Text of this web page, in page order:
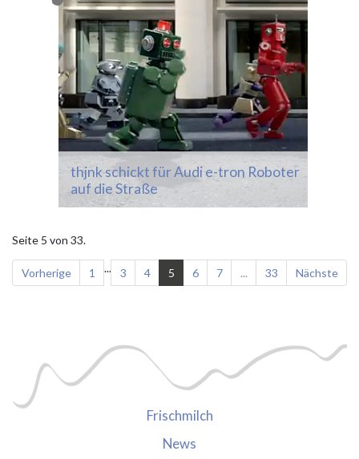
thjnk schickt für Audi e-tron Roboter
auf die Straße
Seite 5 von 33.
Vorherige 1 ... 3 4 5 6 7 ... 33 Nächste
Frischmilch
News